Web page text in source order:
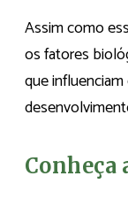
Assim como
os fatores
que
Conheça